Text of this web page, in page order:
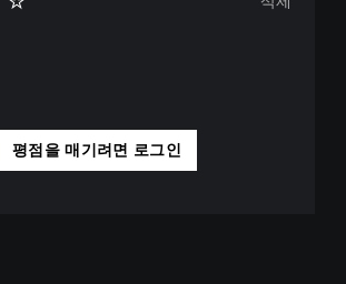
평점을 매기려면 로그인